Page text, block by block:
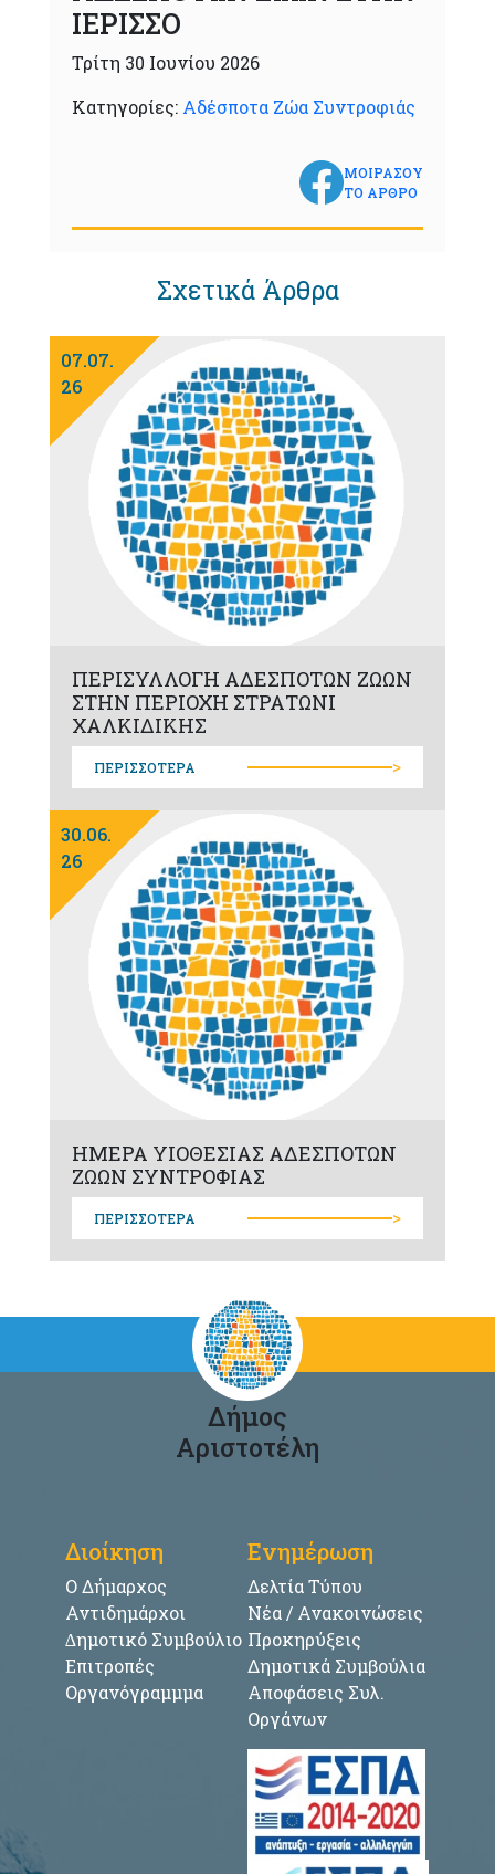
ΙΕΡΙΣΣΟ
Τρίτη 30 Ιουνίου 2026
Κατηγορίες: Αδέσποτα Ζώα Συντροφιάς
ΜΟΙΡΑΣΟΥ
ΤΟ ΑΡΘΡΟ
Σχετικά Άρθρα
07.07.
26
ΠΕΡΙΣΥΛΛΟΓΗ ΑΔΕΣΠΟΤΩΝ ΖΩΩΝ
ΣΤΗΝ ΠΕΡΙΟΧΗ ΣΤΡΑΤΩΝΙ
ΧΑΛΚΙΔΙΚΗΣ
ΠΕΡΙΣΣΟΤΕΡΑ >
30.06.
26
ΗΜΕΡΑ ΥΙΟΘΕΣΙΑΣ ΑΔΕΣΠΟΤΩΝ
ΖΩΩΝ ΣΥΝΤΡΟΦΙΑΣ
ΠΕΡΙΣΣΟΤΕΡΑ >
Δήμος
Αριστοτέλη
Διοίκηση
Ο Δήμαρχος
Αντιδημάρχοι
∆ημοτικό Συμβούλιο
Επιτροπές
Οργανόγραμμμα
Ενημέρωση
Δελτία Τύπου
Νέα / Ανακοινώσεις
Προκηρύξεις
Δημοτικά Συμβούλια
Αποφάσεις Συλ.
Οργάνων